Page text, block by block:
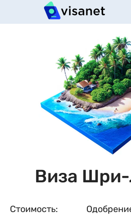
Виза
Стоимость: